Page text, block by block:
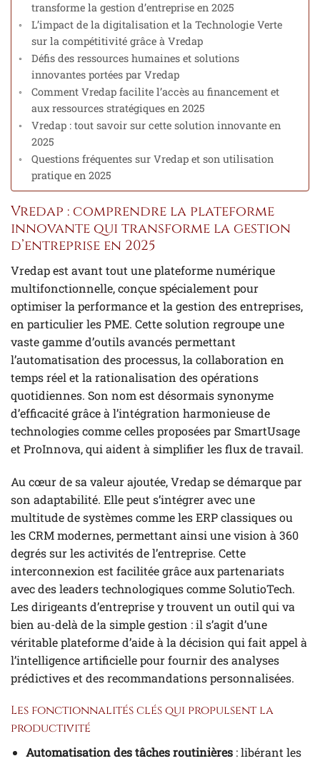
transforme la gestion d’entreprise en 2025
L’impact de la digitalisation et la Technologie Verte
sur la compétitivité grâce à Vredap
Défis des ressources humaines et solutions
innovantes portées par Vredap
Comment Vredap facilite l’accès au financement et
aux ressources stratégiques en 2025
Vredap : tout savoir sur cette solution innovante en
2025
Questions fréquentes sur Vredap et son utilisation
pratique en 2025
Vredap : comprendre la plateforme
innovante qui transforme la gestion
d’entreprise en 2025
Vredap est avant tout une plateforme numérique
multifonctionnelle, conçue spécialement pour
optimiser la performance et la gestion des entreprises,
en particulier les PME. Cette solution regroupe une
vaste gamme d’outils avancés permettant
l’automatisation des processus, la collaboration en
temps réel et la rationalisation des opérations
quotidiennes. Son nom est désormais synonyme
d’efficacité grâce à l’intégration harmonieuse de
technologies comme celles proposées par SmartUsage
et ProInnova, qui aident à simplifier les flux de travail.
Au cœur de sa valeur ajoutée, Vredap se démarque par
son adaptabilité. Elle peut s’intégrer avec une
multitude de systèmes comme les ERP classiques ou
les CRM modernes, permettant ainsi une vision à 360
degrés sur les activités de l’entreprise. Cette
interconnexion est facilitée grâce aux partenariats
avec des leaders technologiques comme SolutioTech.
Les dirigeants d’entreprise y trouvent un outil qui va
bien au-delà de la simple gestion : il s’agit d’une
véritable plateforme d’aide à la décision qui fait appel à
l’intelligence artificielle pour fournir des analyses
prédictives et des recommandations personnalisées.
Les fonctionnalités clés qui propulsent la
productivité
Automatisation des tâches routinières: libérant les